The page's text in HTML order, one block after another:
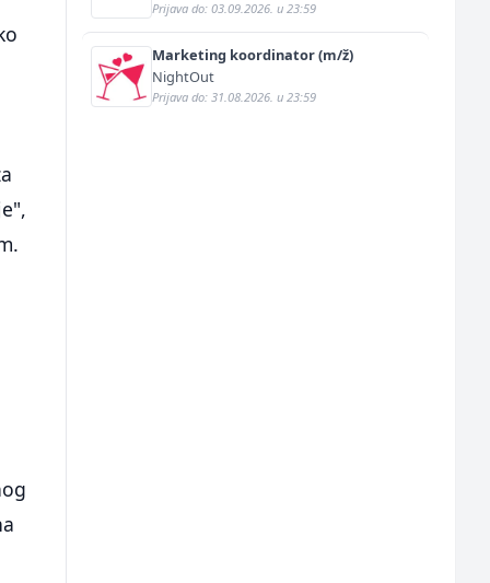
Prijava do: 03.09.2026. u 23:59
Marketing koordinator (m/ž)
NightOut
Prijava do: 31.08.2026. u 23:59